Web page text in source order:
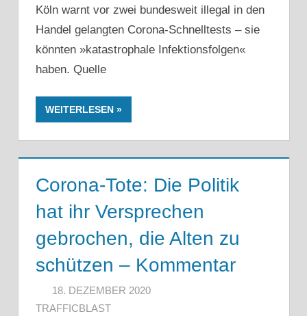
Köln warnt vor zwei bundesweit illegal in den
Handel gelangten Corona-Schnelltests – sie
könnten »katastrophale Infektionsfolgen«
haben. Quelle
WEITERLESEN
Corona-Tote: Die Politik
hat ihr Versprechen
gebrochen, die Alten zu
schützen – Kommentar
18. DEZEMBER 2020
TRAFFICBLAST